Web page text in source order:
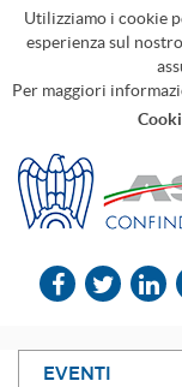
Utilizziamo i cookie
esperienza sul
Per maggiori
EVENTI